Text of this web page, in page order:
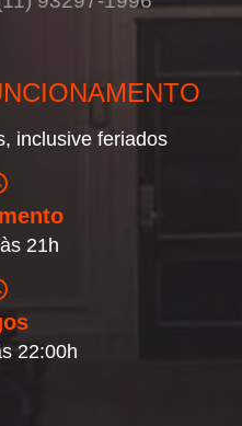
inclusive feriados
21h
22:00h